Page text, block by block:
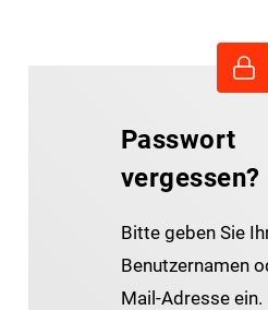
Passwort
vergessen?
Bitte geben Sie
Benutzernamen
Mail-Adresse ein.